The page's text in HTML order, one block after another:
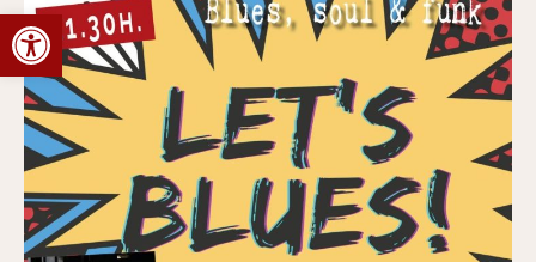
Abrir barra de herramientas